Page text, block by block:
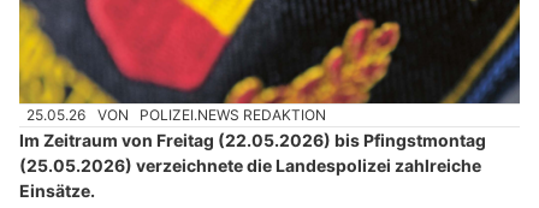
25.05.26 VON POLIZEI.NEWS REDAKTION
Im Zeitraum von Freitag (22.05.2026) bis Pfingstmontag
(25.05.2026) verzeichnete die Landespolizei zahlreiche
Einsätze.